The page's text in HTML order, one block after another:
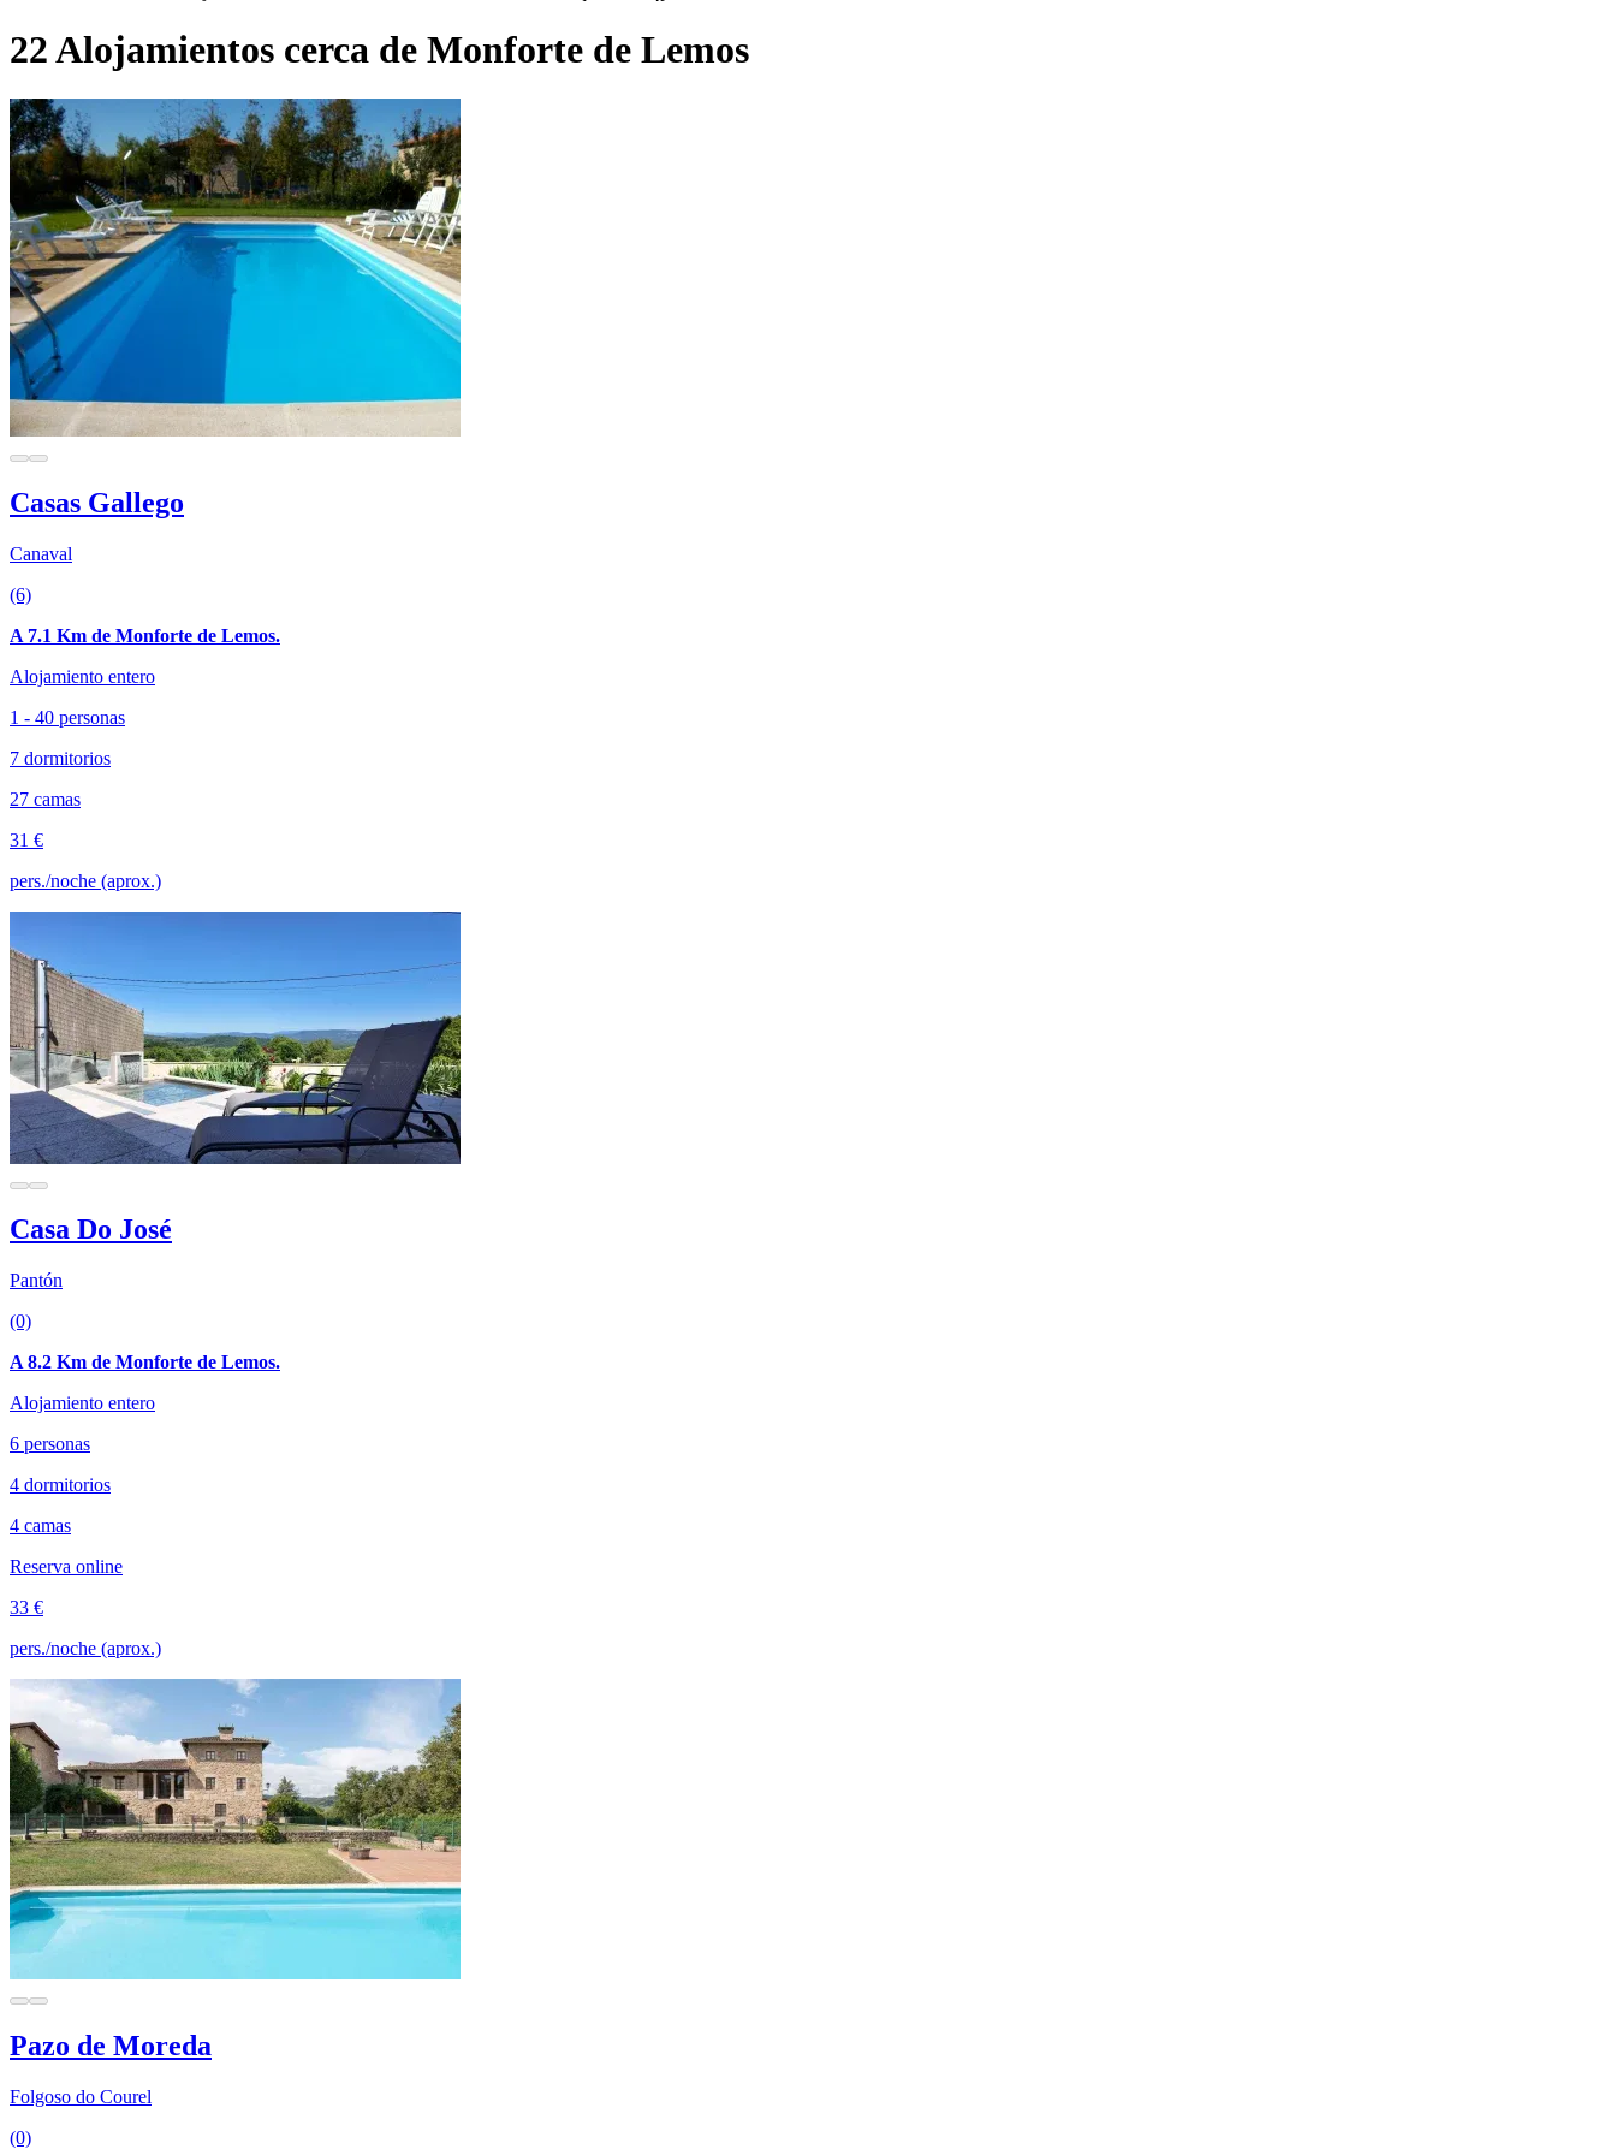
22 Alojamientos cerca de Monforte de Lemos
Casas Gallego
Canaval
(6)
A 7.1 Km de Monforte de Lemos.
Alojamiento entero
1 - 40 personas
7 dormitorios
27 camas
31 €
pers./noche (aprox.)
Casa Do José
Pantón
(0)
A 8.2 Km de Monforte de Lemos.
Alojamiento entero
6 personas
4 dormitorios
4 camas
Reserva online
33 €
pers./noche (aprox.)
Pazo de Moreda
Folgoso do Courel
(0)